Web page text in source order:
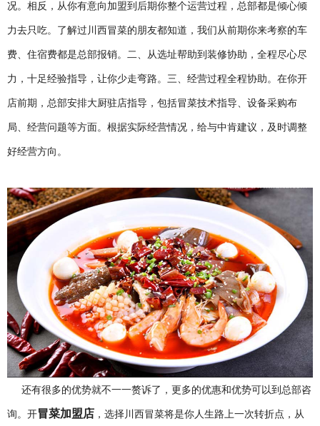
况。相反，从你有意向加盟到后期你整个运营过程，总部都是倾心倾
力去只吃。了解过川西冒菜的朋友都知道，我们从前期你来考察的车
费、住宿费都是总部报销。二、从选址帮助到装修协助，全程尽心尽
力，十足经验指导，让你少走弯路。三、经营过程全程协助。在你开
店前期，总部安排大厨驻店指导，包括冒菜技术指导、设备采购布
局、经营问题等方面。根据实际经营情况，给与中肯建议，及时调整
好经营方向。
还有很多的优势就不一一赘诉了，更多的优惠和优势可以到总部咨
询。开冒菜加盟店 ，选择川西冒菜将是你人生路上一次转折点，从